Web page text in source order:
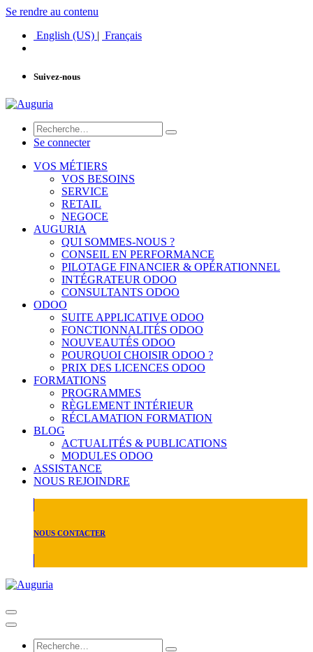
Se rendre au contenu
English (US) | Français
Suivez-nous
Se connecter
VOS MÉTIERS
VOS BESOINS
SERVICE
RETAIL
NEGOCE
AUGURIA
QUI SOMMES-NOUS ?
CONSEIL EN PERFORMANCE
PILOTAGE FINANCIER & OPÉRATIONNEL
INTÉGRATEUR ODOO
CONSULTANTS ODOO
ODOO
SUITE APPLICATIVE ODOO
FONCTIONNALITÉS ODOO
NOUVEAUTÉS ODOO
POURQUOI CHOISIR ODOO ?
PRIX DES LICENCES ODOO
FORMATIONS
PROGRAMMES
RÈGLEMENT INTÉRIEUR
RÉCLAMATION FORMATION
BLOG
ACTUALITÉS & PUBLICATIONS
MODULES ODOO
ASSISTANCE
NOUS REJOINDRE
NOUS CONTACTER